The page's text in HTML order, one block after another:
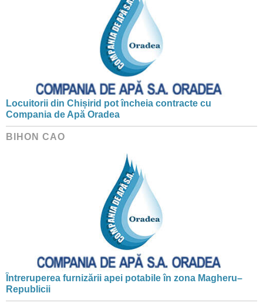
Locuitorii din Chișirid pot încheia contracte cu
Compania de Apă Oradea
BIHON CAO
Întreruperea furnizării apei potabile în zona Magheru–
Republicii